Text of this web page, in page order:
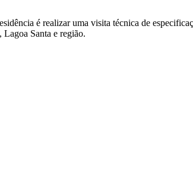
é realizar uma visita técnica de
Santa e região.